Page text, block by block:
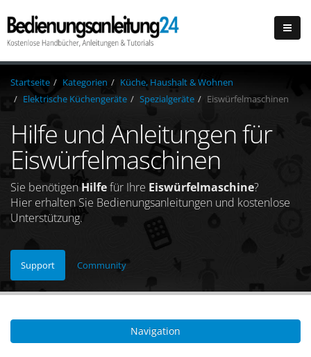
Startseite Kategorien
Küche, Haushalt & Wohnen
Elektrische Küchengeräte
Spezialgeräte Eiswürfelmaschinen
Hilfe und Anleitungen für
Eiswürfelmaschinen
Sie benötigen Hilfefür Ihre Eiswürfelmaschine?
Hier erhalten Sie Bedienungsanleitungen und kostenlose
Unterstützung.
Support Community
Navigation